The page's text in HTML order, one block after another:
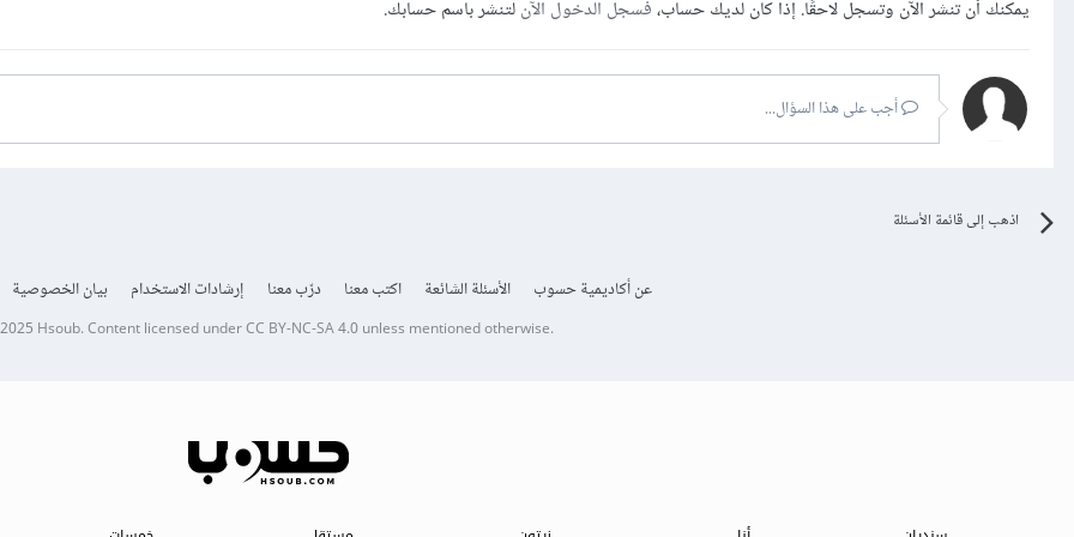
يمكنك أن تنشر الآن وتسجل لاحقًا. إذا كان لديك حساب،فسجل الدخول الآنلتنشر باسم حسابك.
أجب على هذا السؤال...
اذهب إلى قائمة الأسئلة
عن أكاديمية حسوب الأسئلة الشائعة اكتب معنا درّب معنا إرشادات الاستخدام بيان الخصوصية
Hsoub.Content licensed underCC BY-NC-SA 4.0unless mentioned otherwise.